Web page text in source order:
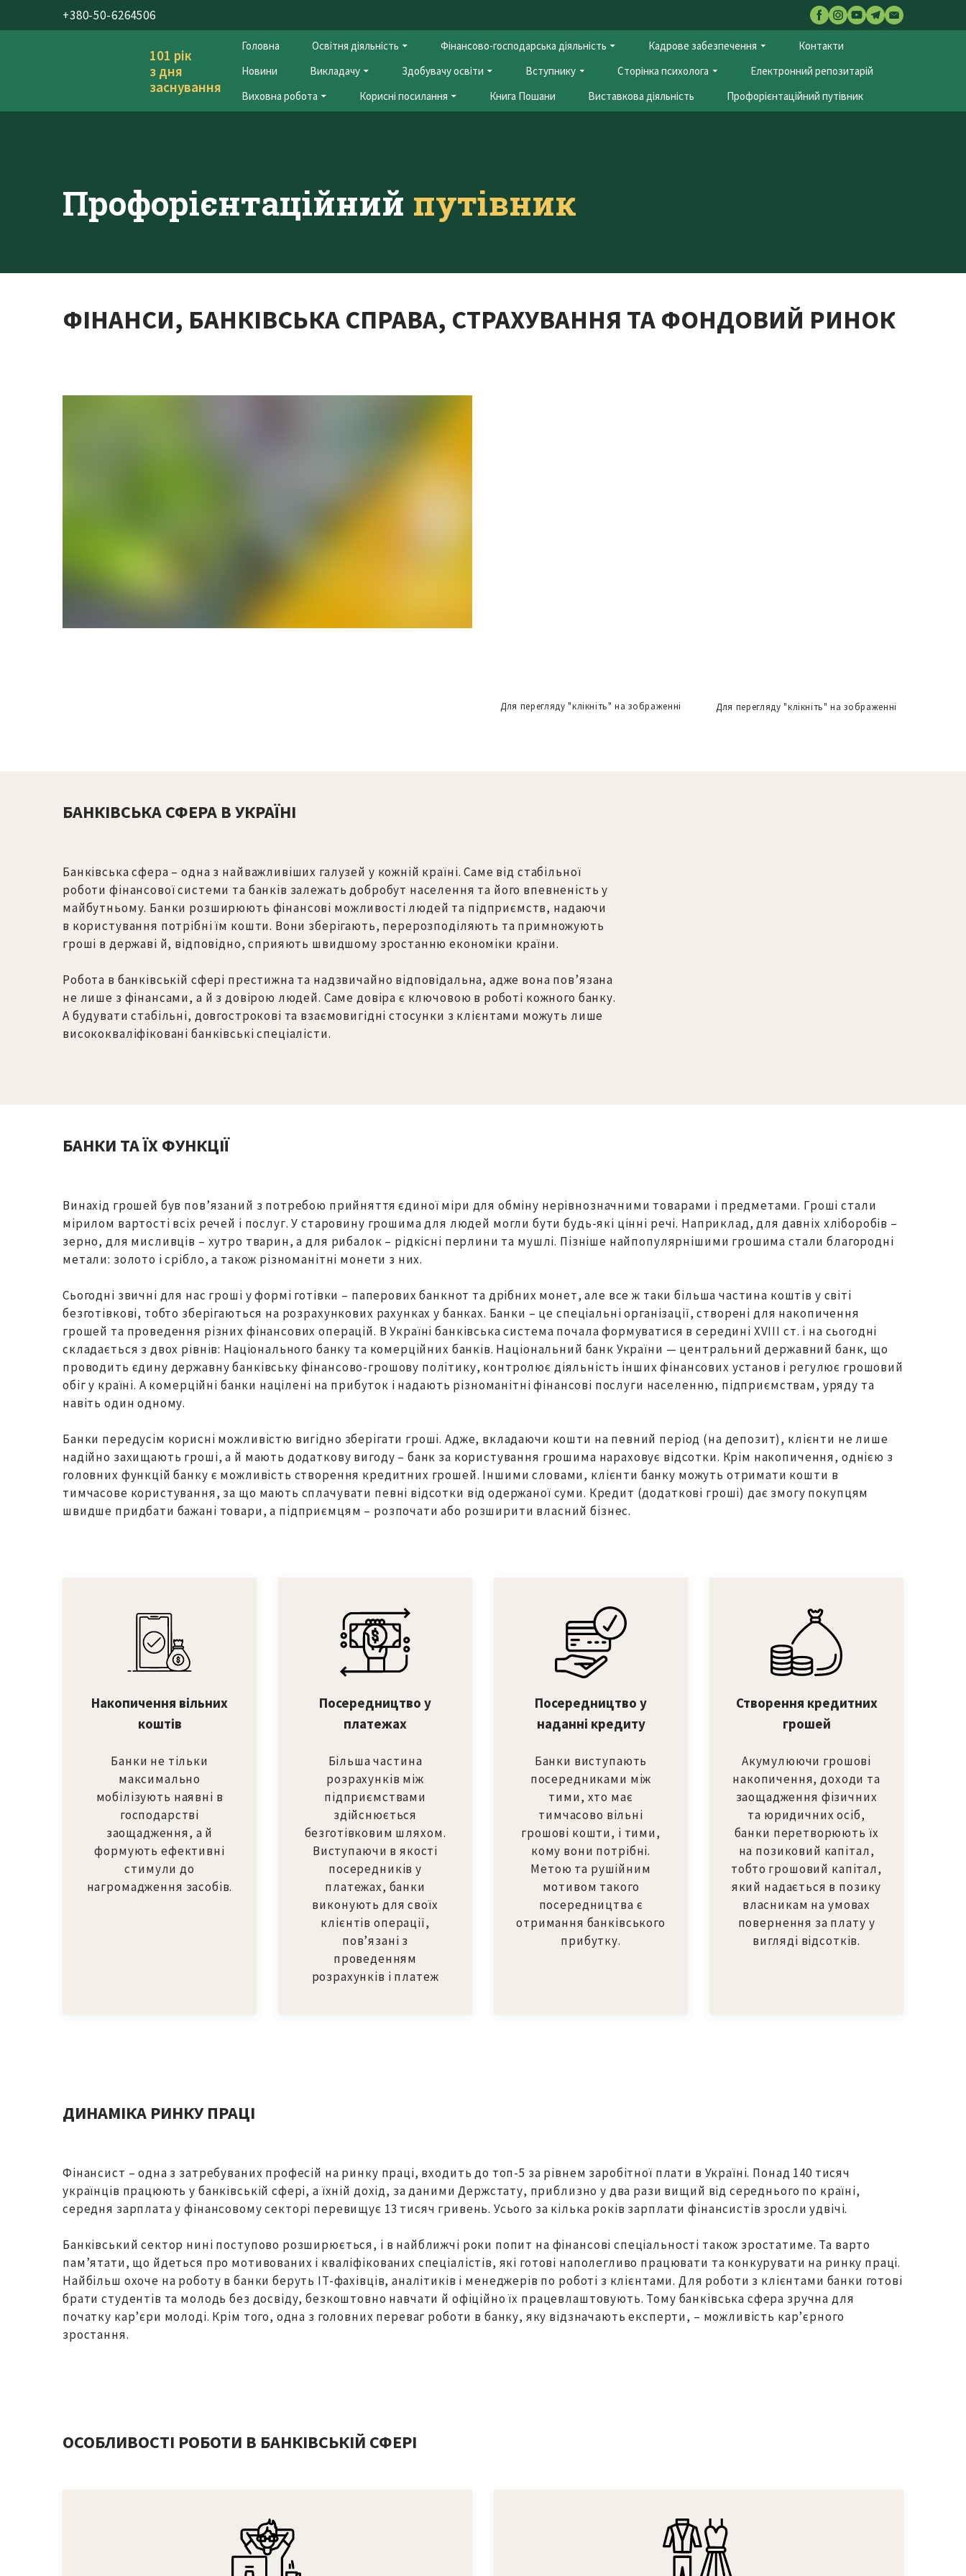
+380-50-6264506
101 рік
з дня
заснування
Головна Освітня діяльність Фінансово-господарська діяльність Кадрове забезпечення
Контакти
Новини
Викладачу Здобувачу освіти Вступнику Сторінка психолога
Електронний репозитарій
Виховна робота
Корисні посилання Книга Пошани Виставкова діяльність Профорієнтаційний путівник
Профорієнтаційний путівник
ФІНАНСИ, БАНКІВСЬКА СПРАВА, СТРАХУВАННЯ ТА ФОНДОВИЙ РИНОК
Для перегляду "клікніть" на зображенні Для перегляду "клікніть" на зображенні
БАНКІВСЬКА СФЕРА В УКРАЇНІ
Банківська сфера – одна з найважливіших галузей у кожній країні. Саме від стабільної
роботи фінансової системи та банків залежать добробут населення та його впевненість у
майбутньому. Банки розширюють фінансові можливості людей та підприємств, надаючи
в користування потрібні їм кошти. Вони зберігають, перерозподіляють та примножують
гроші в державі й, відповідно, сприяють швидшому зростанню економіки країни.
Робота в банківській сфері престижна та надзвичайно відповідальна, адже вона пов’язана
не лише з фінансами, а й з довірою людей. Саме довіра є ключовою в роботі кожного банку.
А будувати стабільні, довгострокові та взаємовигідні стосунки з клієнтами можуть лише
висококваліфіковані банківські спеціалісти.
БАНКИ ТА ЇХ ФУНКЦІЇ
Винахід грошей був пов’язаний з потребою прийняття єдиної міри для обміну нерівнозначними товарами і предметами. Гроші стали
мірилом вартості всіх речей і послуг. У старовину грошима для людей могли бути будь-які цінні речі. Наприклад, для давніх хліборобів –
зерно, для мисливців – хутро тварин, а для рибалок – рідкісні перлини та мушлі. Пізніше найпопулярнішими грошима стали благородні
метали: золото і срібло, а також різноманітні монети з них.
Сьогодні звичні для нас гроші у формі готівки – паперових банкнот та дрібних монет, але все ж таки більша частина коштів у світі
безготівкові, тобто зберігаються на розрахункових рахунках у банках. Банки – це спеціальні організації, створені для накопичення
грошей та проведення різних фінансових операцій. В Україні банківська система почала формуватися в середині XVIII ст. і на сьогодні
складається з двох рівнів: Національного банку та комерційних банків. Національний банк України — центральний державний банк, що
проводить єдину державну банківську фінансово-грошову політику, контролює діяльність інших фінансових установ і регулює грошовий
обіг у країні. А комерційні банки націлені на прибуток і надають різноманітні фінансові послуги населенню, підприємствам, уряду та
навіть один одному.
Банки передусім корисні можливістю вигідно зберігати гроші. Адже, вкладаючи кошти на певний період (на депозит), клієнти не лише
надійно захищають гроші, а й мають додаткову вигоду – банк за користування грошима нараховує відсотки. Крім накопичення, однією з
головних функцій банку є можливість створення кредитних грошей. Іншими словами, клієнти банку можуть отримати кошти в
тимчасове користування, за що мають сплачувати певні відсотки від одержаної суми. Кредит (додаткові гроші) дає змогу покупцям
швидше придбати бажані товари, а підприємцям – розпочати або розширити власний бізнес.
Накопичення вільних
коштів
Банки не тільки
максимально
мобілізують наявні в
господарстві
заощадження, а й
формують ефективні
стимули до
нагромадження засобів.
Посередництво у
платежах
Більша частина
розрахунків між
підприємствами
здійснюється
безготівковим шляхом.
Виступаючи в якості
посередників у
платежах, банки
виконують для своїх
клієнтів операції,
пов’язані з
проведенням
розрахунків і платеж
Посередництво у
наданні кредиту
Банки виступають
посередниками між
тими, хто має
тимчасово вільні
грошові кошти, і тими,
кому вони потрібні.
Метою та рушійним
мотивом такого
посередництва є
отримання банківського
прибутку.
Створення кредитних
грошей
Акумулюючи грошові
накопичення, доходи та
заощадження фізичних
та юридичних осіб,
банки перетворюють їх
на позиковий капітал,
тобто грошовий капітал,
який надається в позику
власникам на умовах
повернення за плату у
вигляді відсотків.
ДИНАМІКА РИНКУ ПРАЦІ
Фінансист – одна з затребуваних професій на ринку праці, входить до топ-5 за рівнем заробітної плати в Україні. Понад 140 тисяч
українців працюють у банківській сфері, а їхній дохід, за даними Держстату, приблизно у два рази вищий від середнього по країні,
середня зарплата у фінансовому секторі перевищує 13 тисяч гривень. Усього за кілька років зарплати фінансистів зросли удвічі.
Банківський сектор нині поступово розширюється, і в найближчі роки попит на фінансові спеціальності також зростатиме. Та варто
пам’ятати, що йдеться про мотивованих і кваліфікованих спеціалістів, які готові наполегливо працювати та конкурувати на ринку праці.
Найбільш охоче на роботу в банки беруть IT-фахівців, аналітиків і менеджерів по роботі з клієнтами. Для роботи з клієнтами банки готові
брати студентів та молодь без досвіду, безкоштовно навчати й офіційно їх працевлаштовують. Тому банківська сфера зручна для
початку кар’єри молоді. Крім того, одна з головних переваг роботи в банку, яку відзначають експерти, – можливість кар’єрного
зростання.
ОСОБЛИВОСТІ РОБОТИ В БАНКІВСЬКІЙ СФЕРІ